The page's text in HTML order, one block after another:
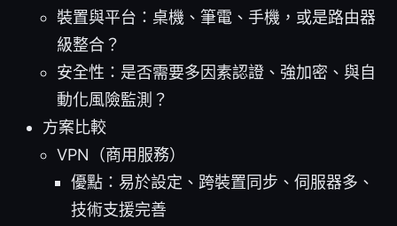
裝置與平台：桌機、筆電、手機，或是路由器
級整合？
安全性：是否需要多因素認證、強加密、與自
動化風險監測？
方案比較
VPN（商用服務）
優點：易於設定、跨裝置同步、伺服器多、
技術支援完善